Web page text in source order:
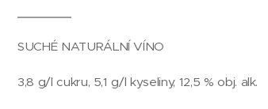
SUCHÉ NATURÁLNÍ VÍNO
3,8 g/l cukru, 5,1 g/l kyseliny, 12,5 % obj. alk.